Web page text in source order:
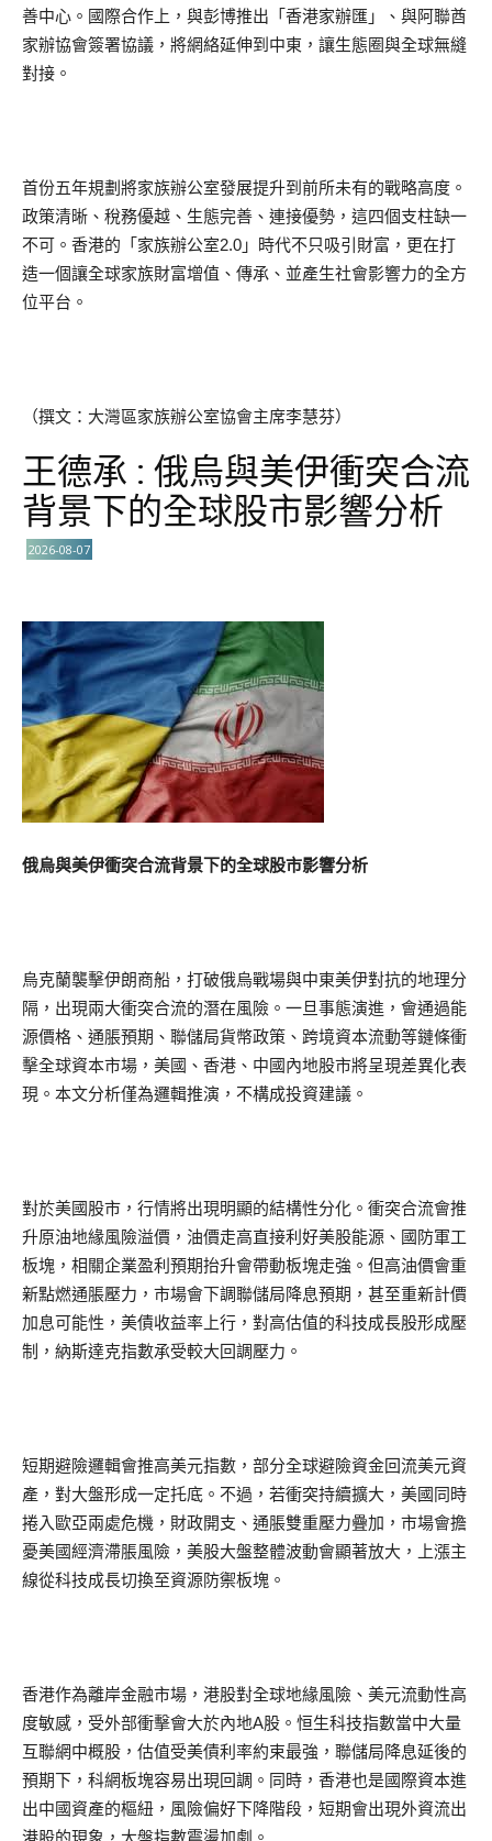
善中心。國際合作上，與彭博推出「香港家辦匯」、與阿聯酋
家辦協會簽署協議，將網絡延伸到中東，讓生態圈與全球無縫
對接。
首份五年規劃將家族辦公室發展提升到前所未有的戰略高度。
政策清晰、稅務優越、生態完善、連接優勢，這四個支柱缺一
不可。香港的「家族辦公室2.0」時代不只吸引財富，更在打
造一個讓全球家族財富增值、傳承、並產生社會影響力的全方
位平台。
（撰文：大灣區家族辦公室協會主席李慧芬）
王德承 : 俄烏與美伊衝突合流
背景下的全球股市影響分析
2026-08-07
俄烏與美伊衝突合流背景下的全球股市影響分析
烏克蘭襲擊伊朗商船，打破俄烏戰場與中東美伊對抗的地理分
隔，出現兩大衝突合流的潛在風險。一旦事態演進，會通過能
源價格、通脹預期、聯儲局貨幣政策、跨境資本流動等鏈條衝
擊全球資本市場，美國、香港、中國內地股市將呈現差異化表
現。本文分析僅為邏輯推演，不構成投資建議。
對於美國股市，行情將出現明顯的結構性分化。衝突合流會推
升原油地緣風險溢價，油價走高直接利好美股能源、國防軍工
板塊，相關企業盈利預期抬升會帶動板塊走強。但高油價會重
新點燃通脹壓力，市場會下調聯儲局降息預期，甚至重新計價
加息可能性，美債收益率上行，對高估值的科技成長股形成壓
制，納斯達克指數承受較大回調壓力。
短期避險邏輯會推高美元指數，部分全球避險資金回流美元資
產，對大盤形成一定托底。不過，若衝突持續擴大，美國同時
捲入歐亞兩處危機，財政開支、通脹雙重壓力疊加，市場會擔
憂美國經濟滯脹風險，美股大盤整體波動會顯著放大，上漲主
線從科技成長切換至資源防禦板塊。
香港作為離岸金融市場，港股對全球地緣風險、美元流動性高
度敏感，受外部衝擊會大於內地A股。恒生科技指數當中大量
互聯網中概股，估值受美債利率約束最強，聯儲局降息延後的
預期下，科網板塊容易出現回調。同時，香港也是國際資本進
出中國資產的樞紐，風險偏好下降階段，短期會出現外資流出
港股的現象，大盤指數震盪加劇。